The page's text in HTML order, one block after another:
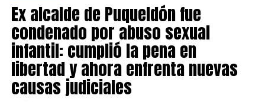
Ex alcalde de Puqueldón fue
condenado por abuso sexual
infantil: cumplió la pena en
libertad y ahora enfrenta nuevas
causas judiciales